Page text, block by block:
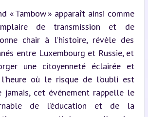
« Tambow » apparaît ainsi comme
de transmission et de
chair à l’histoire, révèle des
entre Luxembourg et Russie, et
une citoyenneté éclairée et
l’heure où le risque de l’oubli est
jamais, cet événement rappelle le
de l’éducation et de la